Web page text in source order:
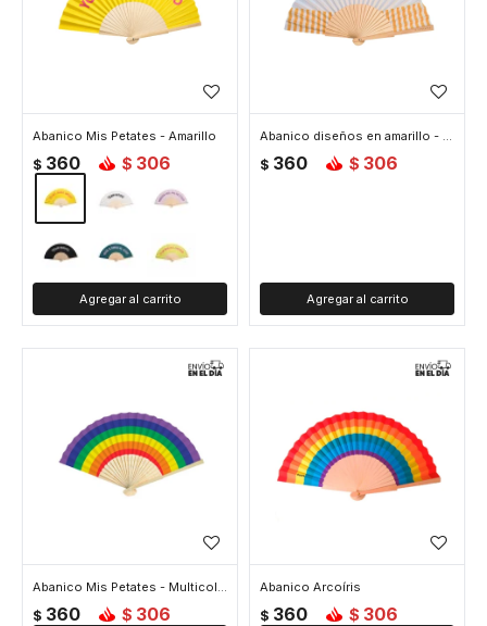
Abanico Mis Petates - Amarillo
$ 360 $ 306
Abanico diseños en amarillo - Franjas
$ 360 $ 306
Abanico Mis Petates - Multicolor
$ 360 $ 306
Abanico Arcoíris
$ 360 $ 306